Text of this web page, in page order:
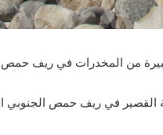
كبيرة من المخدرات في ريف
كف من الحشيش، في شاحنة بمنطقة القصير في